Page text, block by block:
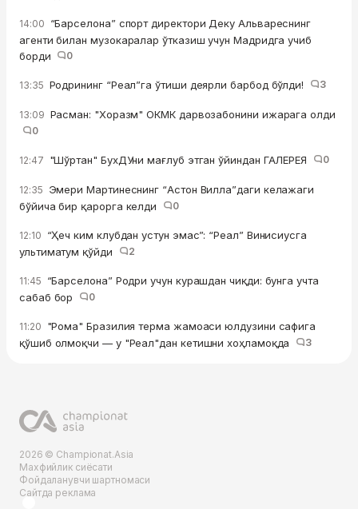
14:00 “Барселона” спорт директори Деку Альвареснинг
агенти билан музокаралар ўтказиш учун Мадридга учиб
борди
0
13:35 Родрининг “Реал”га ўтиши деярли барбод бўлди! 3
13:09 Расман: "Хоразм" ОКМК дарвозабонини ижарага олди
0
12:47 "Шўртан" БухДУни мағлуб этган ўйиндан ГАЛЕРЕЯ 0
12:35 Эмери Мартинеснинг “Астон Вилла”даги келажаги
бўйича бир қарорга келди
0
12:10 “Ҳеч ким клубдан устун эмас”: “Реал” Винисиусга
ультиматум қўйди
2
11:45 “Барселона” Родри учун курашдан чиқди: бунга учта
сабаб бор
0
11:20 "Рома" Бразилия терма жамоаси юлдузини сафига
қўшиб олмоқчи — у "Реал"дан кетишни хоҳламоқда
3
2026 © Championat.Asia
Махфийлик сиёсати
Фойдаланувчи шартномаси
Сайтда реклама